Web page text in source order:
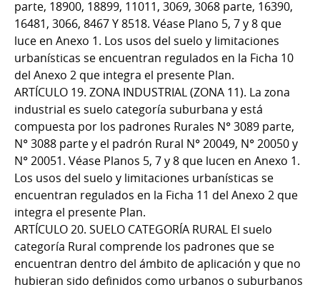
parte, 18900, 18899, 11011, 3069, 3068 parte, 16390,
16481, 3066, 8467 Y 8518. Véase Plano 5, 7 y 8 que
luce en Anexo 1. Los usos del suelo y limitaciones
urbanísticas se encuentran regulados en la Ficha 10
del Anexo 2 que integra el presente Plan.
ARTÍCULO 19. ZONA INDUSTRIAL (ZONA 11). La zona
industrial es suelo categoría suburbana y está
compuesta por los padrones Rurales N° 3089 parte,
N° 3088 parte y el padrón Rural N° 20049, N° 20050 y
N° 20051. Véase Planos 5, 7 y 8 que lucen en Anexo 1.
Los usos del suelo y limitaciones urbanísticas se
encuentran regulados en la Ficha 11 del Anexo 2 que
integra el presente Plan.
ARTÍCULO 20. SUELO CATEGORÍA RURAL El suelo
categoría Rural comprende los padrones que se
encuentran dentro del ámbito de aplicación y que no
hubieran sido definidos como urbanos o suburbanos